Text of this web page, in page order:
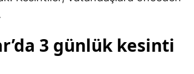
3 günlük kesinti